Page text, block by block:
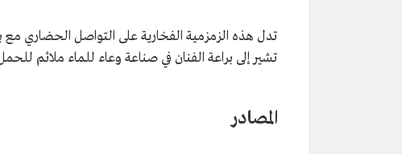
تدل هذه الزمزمية الفخارية على التواصل الحضاري مع
تشير إلى براعة الفنان في صناعة وعاء للماء ملائم
المصادر